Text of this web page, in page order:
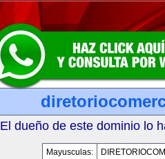
El dueño de este dominio lo
Mayusculas: